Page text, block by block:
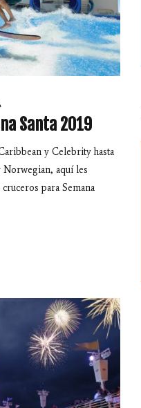
Santa 2019
y Celebrity hasta
aquí les
para Semana